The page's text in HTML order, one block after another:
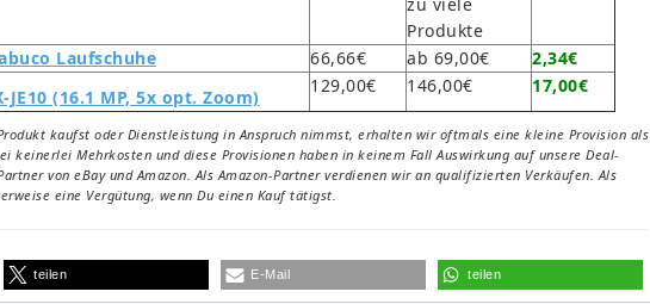
Produkte
Laufschuhe 66,66€ ab 69,00€
2,34€
JE10 (16.1 MP, 5x opt. Zoom)
129,00€ 146,00€ 17,00€
kaufst oder Dienstleistung in Anspruch nimmst, erhalten wir oftmals eine kleine Provision als
keinerlei Mehrkosten und diese Provisionen haben in keinem Fall Auswirkung auf unsere Deal-
von eBay und Amazon. Als Amazon-Partner verdienen wir an qualifizierten Verkäufen. Als
eine Vergütung, wenn Du einen Kauf tätigst.
teilen E-Mail teilen